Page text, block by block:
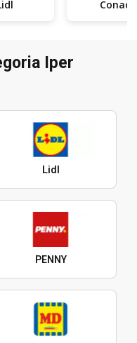
Conad
Iper
Lidl
PENNY